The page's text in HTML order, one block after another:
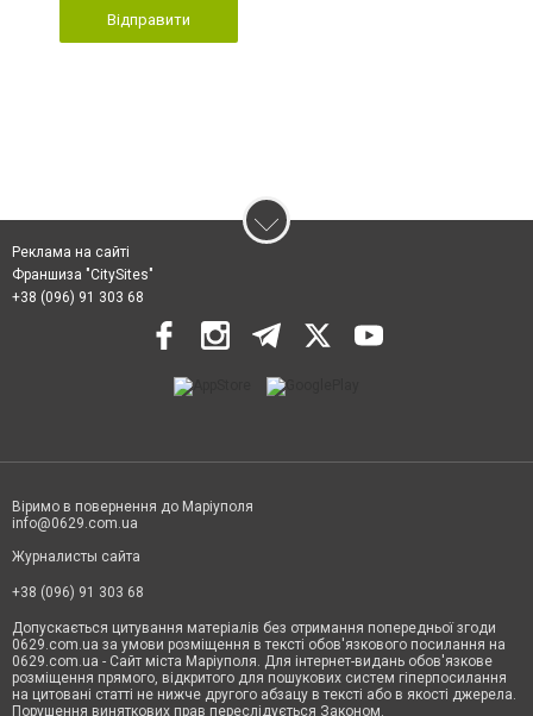
Відправити
Реклама на сайті
Франшиза "CitySites"
+38 (096) 91 303 68
Віримо в повернення до Маріуполя
info@0629.com.ua
Журналисты сайта
+38 (096) 91 303 68
Допускається цитування матеріалів без отримання попередньої згоди
0629.com.ua за умови розміщення в тексті обов'язкового посилання на
0629.com.ua - Сайт міста Маріуполя. Для інтернет-видань обов'язкове
розміщення прямого, відкритого для пошукових систем гіперпосилання
на цитовані статті не нижче другого абзацу в тексті або в якості джерела.
Порушення виняткових прав переслідується Законом.